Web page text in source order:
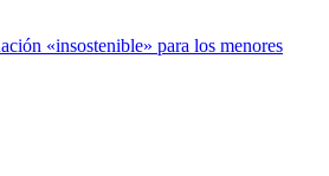
«insostenible» para los menores